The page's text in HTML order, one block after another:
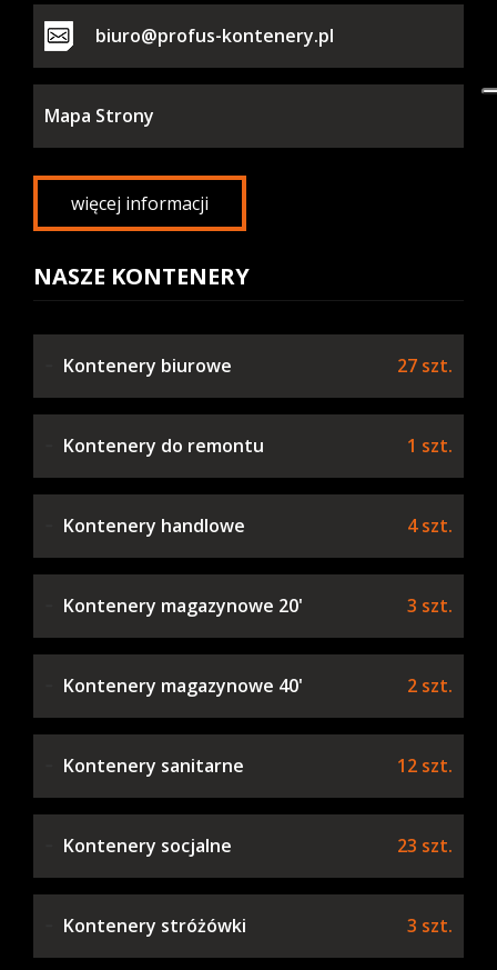
biuro@profus-kontenery.pl
Mapa Strony
więcej informacji
NASZE KONTENERY
Kontenery biurowe 27 szt.
Kontenery do remontu 1 szt.
Kontenery handlowe 4 szt.
Kontenery magazynowe 20' 3 szt.
Kontenery magazynowe 40' 2 szt.
Kontenery sanitarne 12 szt.
Kontenery socjalne 23 szt.
Kontenery stróżówki 3 szt.